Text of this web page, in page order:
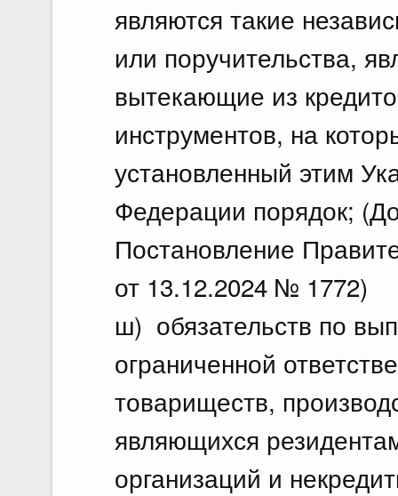
являются такие
или поручительства,
вытекающие из
инструментов, на
установленный этим
Федерации порядок;
Постановление
от 13.12.2024 № 1772)
ш) обязательств по
ограниченной
товариществ,
являющихся
организаций и